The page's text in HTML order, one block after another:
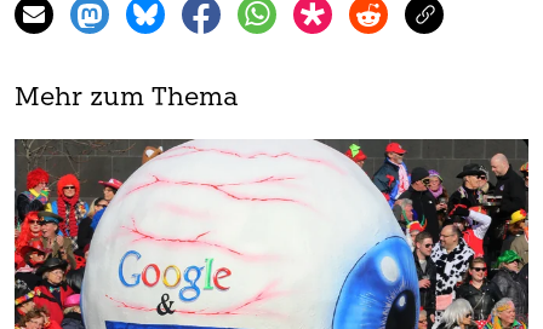
Mehr zum Thema